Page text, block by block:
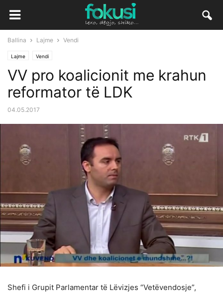
Ballina Lajme Vendi
Lajme Vendi
VV pro koalicionit me krahun
reformator të LDK
04.05.2017
Shefi i Grupit Parlamentar të Lëvizjes “Vetëvendosje”,